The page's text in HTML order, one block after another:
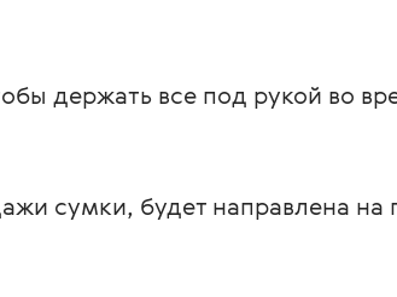
держать все под рукой во
сумки, будет направлена